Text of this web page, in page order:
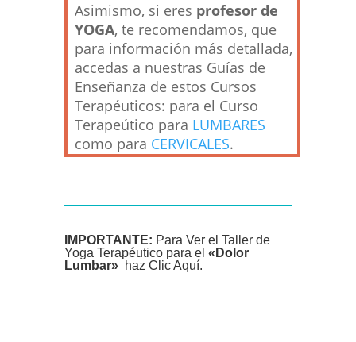
Asimismo, si eres profesor de
YOGA, te recomendamos, que
para información más detallada,
accedas a nuestras Guías de
Enseñanza de estos Cursos
Terapéuticos: para el Curso
Terapeútico para LUMBARES
como para CERVICALES.
IMPORTANTE: Para Ver el Taller de
Yoga Terapéutico para el «Dolor
Lumbar» haz Clic Aquí.